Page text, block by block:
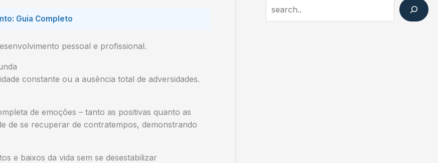
Guia Completo
pessoal e profissional.
constante ou a ausência total de adversidades.
de emoções – tanto as positivas quanto as
de se recuperar de contratempos, demonstrando
e baixos da vida sem se desestabilizar